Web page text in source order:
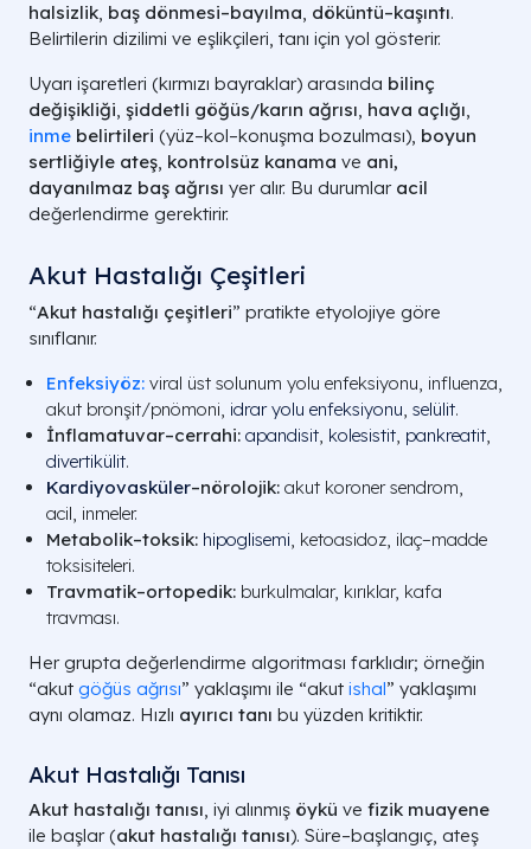
halsizlik, baş dönmesi–bayılma, döküntü–kaşıntı.
Belirtilerin dizilimi ve eşlikçileri, tanı için yol gösterir.
Uyarı işaretleri (kırmızı bayraklar) arasında bilinç
değişikliği, şiddetli göğüs/karın ağrısı, hava açlığı,
inme belirtileri (yüz–kol–konuşma bozulması), boyun
sertliğiyle ateş, kontrolsüz kanama ve ani,
dayanılmaz baş ağrısı yer alır. Bu durumlar acil
değerlendirme gerektirir.
Akut Hastalığı Çeşitleri
“Akut hastalığı çeşitleri” pratikte etyolojiye göre
sınıflanır.
Enfeksiyöz: viral üst solunum yolu enfeksiyonu, influenza,
akut bronşit/pnömoni, idrar yolu enfeksiyonu, selülit.
İnflamatuvar–cerrahi: apandisit, kolesistit, pankreatit,
divertikülit.
Kardiyovasküler–nörolojik: akut koroner sendrom,
acil, inmeler.
Metabolik–toksik: hipoglisemi, ketoasidoz, ilaç–madde
toksisiteleri.
Travmatik–ortopedik: burkulmalar, kırıklar, kafa
travması.
Her grupta değerlendirme algoritması farklıdır; örneğin
“akut göğüs ağrısı” yaklaşımı ile “akut ishal” yaklaşımı
aynı olamaz. Hızlı ayırıcı tanı bu yüzden kritiktir.
Akut Hastalığı Tanısı
Akut hastalığı tanısı, iyi alınmış öykü ve fizik muayene
ile başlar (akut hastalığı tanısı). Süre–başlangıç, ateş